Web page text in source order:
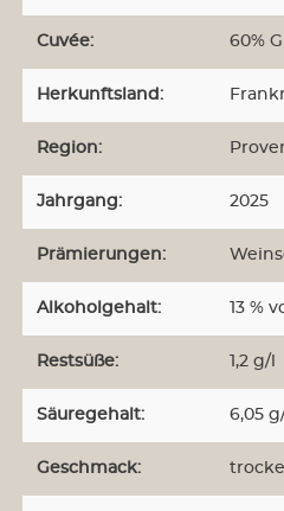
Maison Saint
Domaine
Plaimont
Weine aus
Weine aus
Weinabos
Cuvée: 60%
Herkunftsland:
Region:
Jahrgang: 2025
Prämierungen:
Alkoholgehalt: 13 %
Restsüße: 1,2 g/l
Säuregehalt: 6,05
Geschmack: